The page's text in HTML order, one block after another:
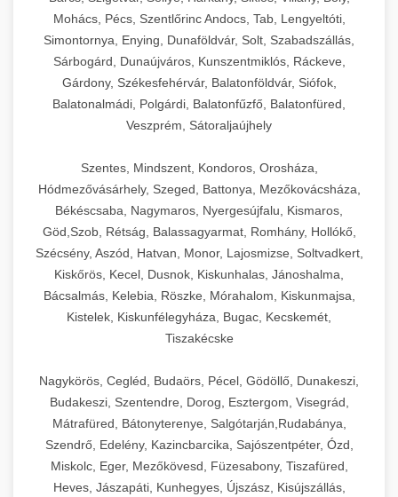
Mohács, Pécs, Szentlőrinc Andocs, Tab, Lengyeltóti,
Simontornya, Enying, Dunaföldvár, Solt, Szabadszállás,
Sárbogárd, Dunaújváros, Kunszentmiklós, Ráckeve,
Gárdony, Székesfehérvár, Balatonföldvár, Siófok,
Balatonalmádi, Polgárdi, Balatonfűzfő, Balatonfüred,
Veszprém, Sátoraljaújhely
Szentes, Mindszent, Kondoros, Orosháza,
Hódmezővásárhely, Szeged, Battonya, Mezőkovácsháza,
Békéscsaba, Nagymaros, Nyergesújfalu, Kismaros,
Göd,Szob, Rétság, Balassagyarmat, Romhány, Hollókő,
Szécsény, Aszód, Hatvan, Monor, Lajosmizse, Soltvadkert,
Kiskőrös, Kecel, Dusnok, Kiskunhalas, Jánoshalma,
Bácsalmás, Kelebia, Röszke, Mórahalom, Kiskunmajsa,
Kistelek, Kiskunfélegyháza, Bugac, Kecskemét,
Tiszakécske
Nagykörös, Cegléd, Budaörs, Pécel, Gödöllő, Dunakeszi,
Budakeszi, Szentendre, Dorog, Esztergom, Visegrád,
Mátrafüred, Bátonyterenye, Salgótarján,Rudabánya,
Szendrő, Edelény, Kazincbarcika, Sajószentpéter, Ózd,
Miskolc, Eger, Mezőkövesd, Füzesabony, Tiszafüred,
Heves, Jászapáti, Kunhegyes, Újszász, Kisújszállás,